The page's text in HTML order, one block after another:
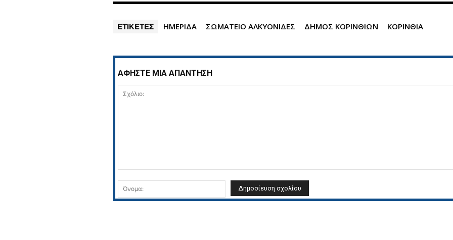
ΕΤΙΚΕΤΕΣ ΗΜΕΡΙΔΑ ΣΩΜΑΤΕΙΟ ΑΛΚΥΟΝΙΔΕΣ ΔΗΜΟΣ ΚΟΡΙΝΘΙΩΝ ΚΟΡΙΝΘΙΑ
ΑΦΗΣΤΕ ΜΙΑ ΑΠΑΝΤΗΣΗ
Όνομα: